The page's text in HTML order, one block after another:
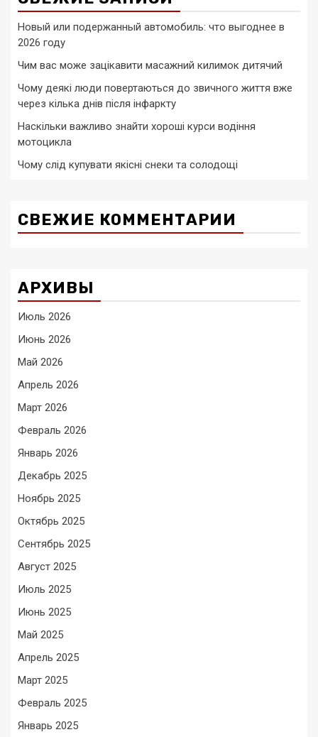
Новый или подержанный автомобиль: что выгоднее в
2026 году
Чим вас може зацікавити масажний килимок дитячий
Чому деякі люди повертаються до звичного життя вже
через кілька днів після інфаркту
Наскільки важливо знайти хороші курси водіння
мотоцикла
Чому слід купувати якісні снеки та солодощі
СВЕЖИЕ КОММЕНТАРИИ
АРХИВЫ
Июль 2026
Июнь 2026
Май 2026
Апрель 2026
Март 2026
Февраль 2026
Январь 2026
Декабрь 2025
Ноябрь 2025
Октябрь 2025
Сентябрь 2025
Август 2025
Июль 2025
Июнь 2025
Май 2025
Апрель 2025
Март 2025
Февраль 2025
Январь 2025